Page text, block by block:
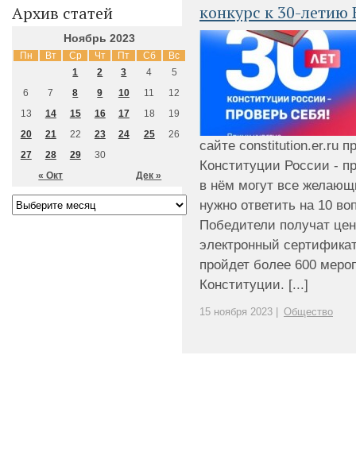
конкурс к 30-
сайте constitution.er.ru
Конституции России -
в нём могут все
нужно ответить на 10
Победители получат
электронный
пройдет более 600
Конституции. [...]
15 ноября 2023 | Общество
Архив статей
Ноябрь 2023
Пн Вт Ср Чт Пт Сб Вс
« Окт Дек »
1 2 3 4
5
6
7 8 9 10 11
12
13
14 15 16 17 18
19
20
21 22 23 24 25
26
27
28 29 30